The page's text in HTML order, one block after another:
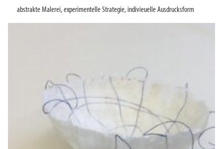
abstrakte Malerei,experimentelle Strategie,indivieuelle Ausdrucksform